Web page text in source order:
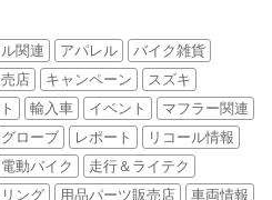
関連 アパレル
バイク雑貨
店 キャンペーン
スズキ
輸入車 イベント
マフラー関連
グローブ レポート
リコール情報
電動バイク
走行＆ライテク
ング 用品パーツ販売店
車両情報